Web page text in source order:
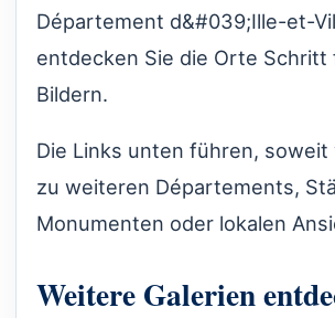
Département d&#039;Ille-et-
entdecken Sie die Orte Schritt
Bildern.
Die Links unten führen, soweit
zu weiteren Départements,
Monumenten oder lokalen
Weitere Galerien